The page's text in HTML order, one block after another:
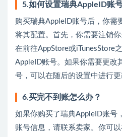
5.如何设置瑞典AppleID账
购买瑞典AppleID账号后，你需
将其配置。首先，你需要注销
在前往AppStore或iTunesStore
AppleID账号。如果你需要更改
号，可以在随后的设置中进行更
6.买完不到账怎么办？
如果你购买了瑞典AppleID账号
账号信息，请联系卖家。你可